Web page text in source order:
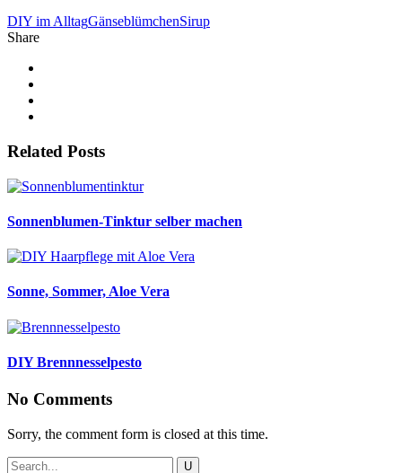
DIY im AlltagGänseblümchenSirup
Share
Related Posts
Sonnenblumen-Tinktur selber machen
Sonne, Sommer, Aloe Vera
DIY Brennnesselpesto
No Comments
Sorry, the comment form is closed at this time.